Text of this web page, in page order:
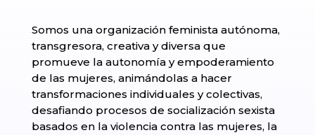
Somos una organización feminista autónoma,
transgresora, creativa y diversa que
promueve la autonomía y empoderamiento
de las mujeres, animándolas a hacer
transformaciones individuales y colectivas,
desafiando procesos de socialización sexista
basados en la violencia contra las mujeres, la